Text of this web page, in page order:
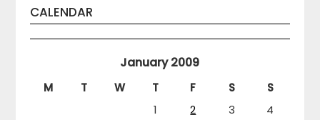
CALENDAR
January 2009
M T W T F S
S
1
2 3
4